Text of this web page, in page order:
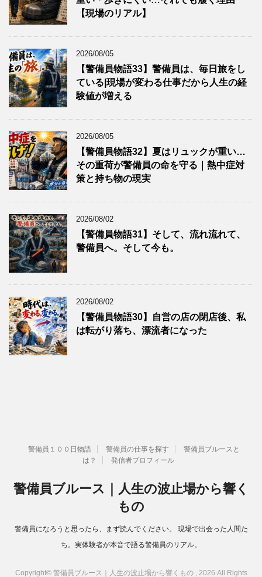
【現場のリアル】
2026/08/05
【警備員物語33】警備員は、毎日旅をし
ている|現場が変わる仕事だから人生の経
験値が増える
2026/08/05
【警備員物語32】夏はリュックが重い…
その重荷が警備員の命を守る｜熱中症対
策と持ち物の現実
2026/08/02
【警備員物語31】そして、流れ流れて、
警備員へ。そして今も。
2026/08/02
【警備員物語30】自営の店の閉店後、私
は転がり落ち、漂流者になった
警備員１００日物語 警備員の仕事を探す
警備員ブルースと
は？
発信者プロフィール
警備員ブルース｜人生の波止場から響く
もの
警備員になろうと思ったら、まず読んでください。 現場で出会った人間た
ち。実体験者が本音で語る警備員のリアル。
Copyright© 警備員ブルース｜人生の波止場から響くもの , 2026 All Rights